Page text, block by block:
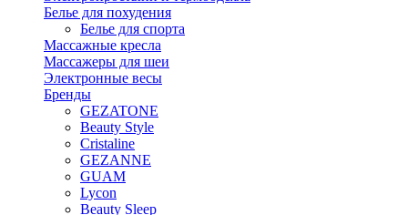
Белье для похудения
Белье для спорта
Массажные кресла
Массажеры для шеи
Электронные весы
Бренды
GEZATONE
Beauty Style
Cristaline
GEZANNE
GUAM
Lycon
Beauty Sleep